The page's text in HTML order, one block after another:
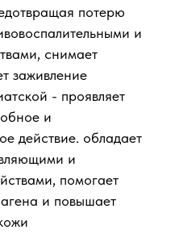
потерю
и
снимает
заживление
- проявляет
и
действие. обладает
и
помогает
и повышает